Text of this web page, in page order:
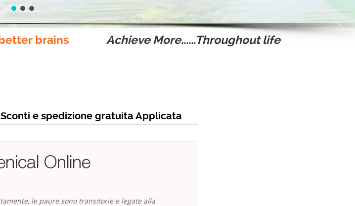
brains Achieve More......Throughout life
e spedizione gratuita Applicata
Online
le paure sono transitorie e legate alla